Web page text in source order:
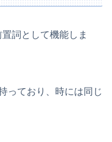
詞として機能しま
っており、時には同じ